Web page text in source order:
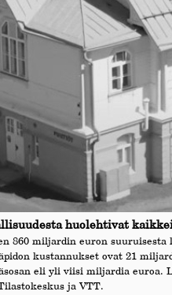
huolehtivat
860 miljardin euron
kustannukset ovat 21
eli yli viisi miljardia
ja VTT.